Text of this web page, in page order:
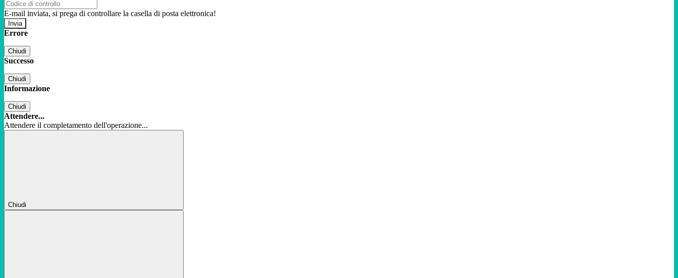
E-mail inviata, si prega di controllare la casella di posta elettronica!
Errore
Chiudi
Successo
Chiudi
Informazione
Chiudi
Attendere...
Attendere il completamento dell'operazione...
Chiudi